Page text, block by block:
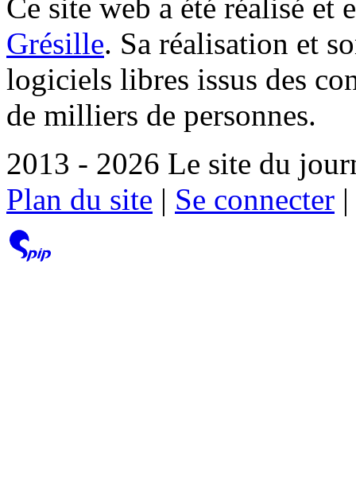
Ce site web a été réalisé et
Grésille. Sa réalisation et
logiciels libres issus des
de milliers de personnes.
2013 - 2026 Le site du
Plan du site | Se connecter |